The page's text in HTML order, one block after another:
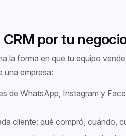
por tu
la forma en que tu equipo
una empresa:
de WhatsApp, Instagram y
cliente: qué compró, cuándo,